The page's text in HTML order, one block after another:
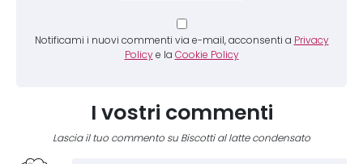
Notificami i nuovi commenti via e-mail, acconsenti a Privacy
Policy e la Cookie Policy
I vostri commenti
Lascia il tuo commento su Biscotti al latte condensato